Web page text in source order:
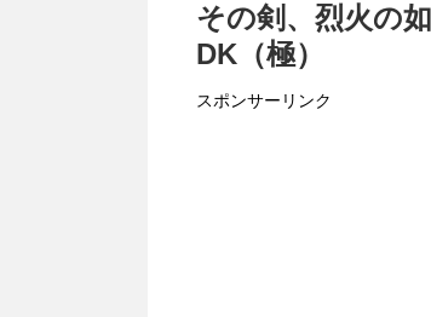
その剣、烈火の
DK（極）
スポンサーリンク